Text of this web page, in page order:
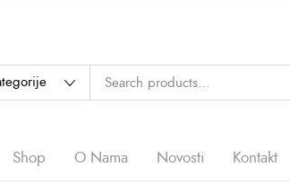
Shop O Nama Novosti Kontakt